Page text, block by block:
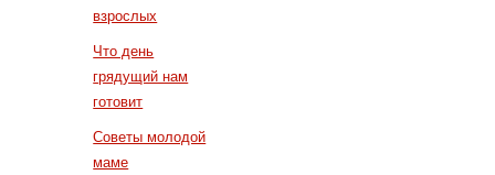
взрослых
Что день
грядущий нам
готовит
Советы молодой
маме